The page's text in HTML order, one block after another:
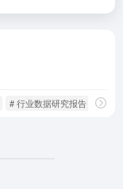
# 行业数据研究报告